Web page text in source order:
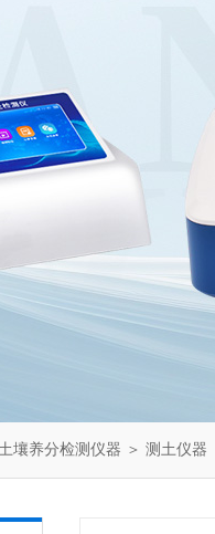
壤养分检测仪器 ＞ 测土仪器